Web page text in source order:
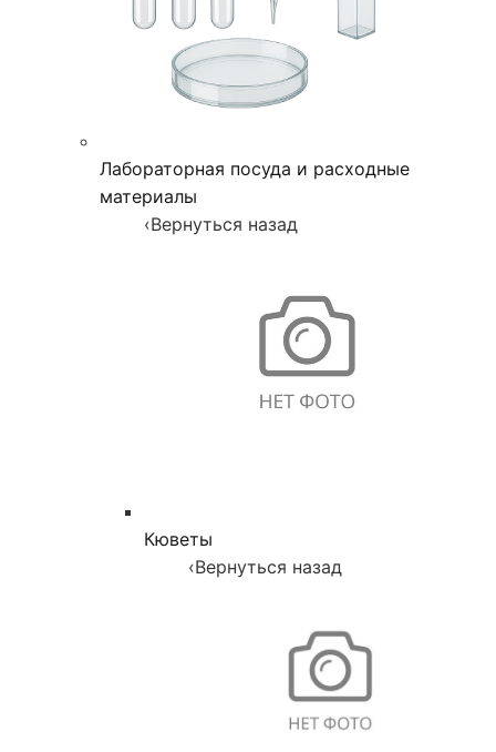
Лабораторная посуда и расходные
материалы
‹Вернуться назад
Кюветы
‹Вернуться назад